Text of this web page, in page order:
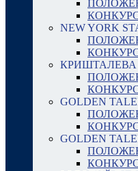
NEW YORK
КРИШТАЛЕВА
GOLDEN
GOLDEN